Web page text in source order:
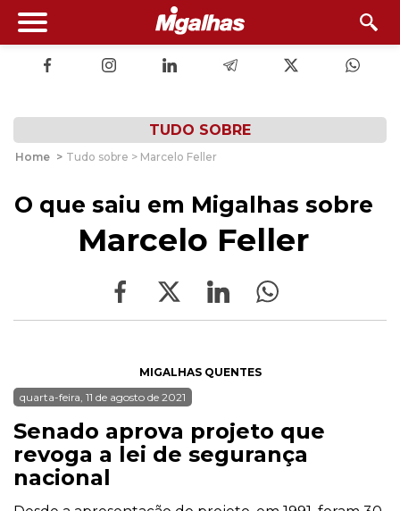
TUDO SOBRE
Home > Tudo sobre > Marcelo Feller
O que saiu em Migalhas sobre
Marcelo Feller
MIGALHAS QUENTES
quarta-feira, 11 de agosto de 2021
Senado aprova projeto que
revoga a lei de segurança
nacional